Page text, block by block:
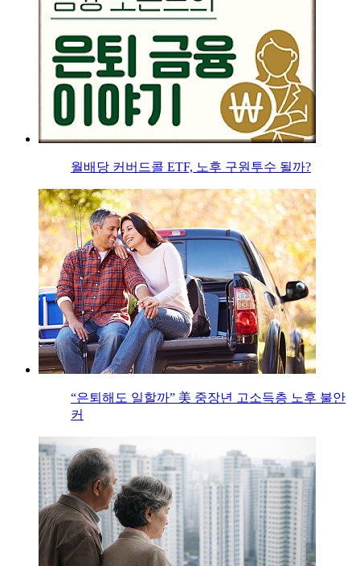
월배당 커버드콜 ETF, 노후 구원투수 될까?
“은퇴해도 일할까” 美 중장년 고소득층 노후 불안
커